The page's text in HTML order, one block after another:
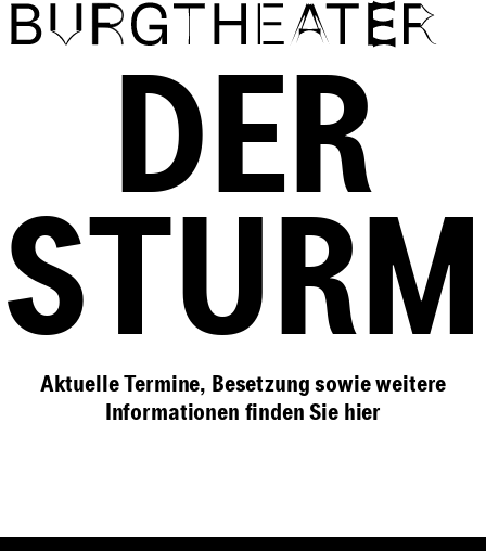
Direkt zum Inhalt
DER
STURM
Aktuelle Termine, Besetzung sowie weitere
Informationen finden Sie hier